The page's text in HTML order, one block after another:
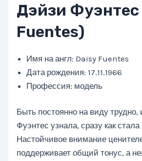
Дэйзи Фуэнтес
Fuentes)
Имя на англ: Daisy Fuentes
Дата рождения: 17.11.1966
Профессия: модель
Быть постоянно на виду трудно,
Фуэнтес узнала, сразу как
Настойчивое внимание
поддерживает общий тонус, а